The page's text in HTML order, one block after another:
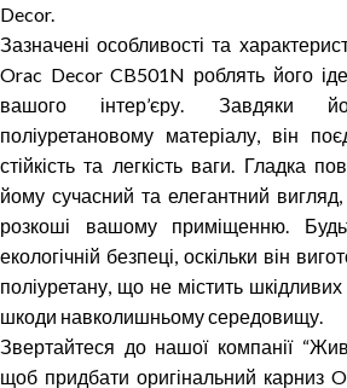
Decor.
Зазначені особливості та
Orac Decor CB501N роблять його
вашого інтер’єру. Завдяки
поліуретановому матеріалу, він
стійкість та легкість ваги. Гладка
йому сучасний та елегантний
розкоші вашому приміщенню.
екологічній безпеці, оскільки він
поліуретану, що не містить
шкоди навколишньому середовищу.
Звертайтеся до нашої компанії
щоб придбати оригінальний карниз